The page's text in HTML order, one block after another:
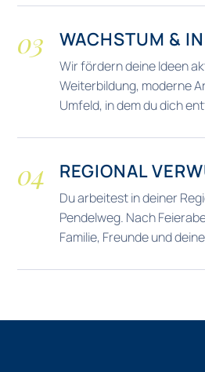
03 WACHSTUM &
Wir fördern deine Ideen
Weiterbildung, moderne
Umfeld, in dem du dich
04 REGIONAL
Du arbeitest in deiner
Pendelweg. Nach
Familie, Freunde und